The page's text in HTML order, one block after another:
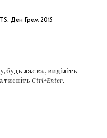
Ден Грем 2015
ласка, виділіть
Ctrl+Enter.